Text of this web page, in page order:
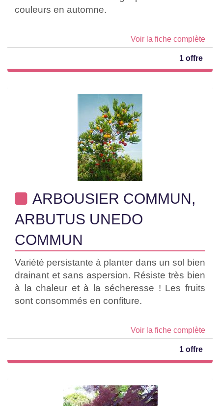
couleurs en automne.
Voir la fiche complète
1 offre
ARBOUSIER COMMUN,
ARBUTUS UNEDO
COMMUN
Variété persistante à planter dans un sol bien
drainant et sans aspersion. Résiste très bien
à la chaleur et à la sécheresse ! Les fruits
sont consommés en confiture.
Voir la fiche complète
1 offre